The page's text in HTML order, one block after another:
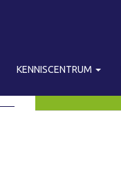
KENNISCENTRUM